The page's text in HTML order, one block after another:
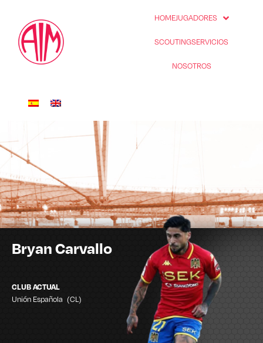
HOMEJUGADORES
SCOUTINGSERVICIOS
NOSOTROS
Bryan Carvallo
CLUB ACTUAL
Unión Española (CL)